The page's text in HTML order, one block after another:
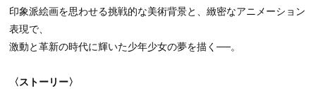
印象派絵画を思わせる挑戦的な美術背景と、緻密なアニメーション
表現で、
激動と革新の時代に輝いた少年少女の夢を描く──。
〈ストーリー〉